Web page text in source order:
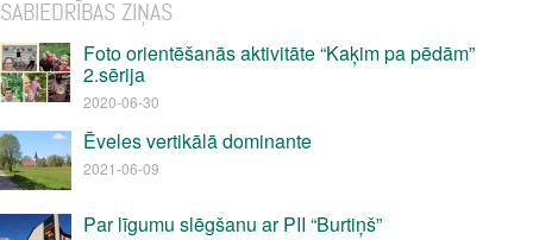
SABIEDRĪBAS ZIŅAS
Foto orientēšanās aktivitāte “Kaķim pa pēdām”
2.sērija
2020-06-30
Ēveles vertikālā dominante
2021-06-09
Par līgumu slēgšanu ar PII “Burtiņš”